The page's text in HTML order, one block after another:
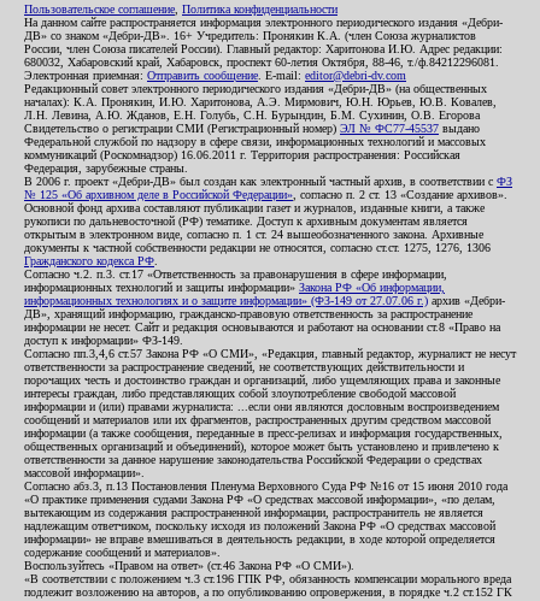
Пользовательское соглашение Политика конфиденциальности
На данном сайте распространяется информация электронного периодического издания «Дебри-
ДВ» со знаком «Дебри-ДВ». 16+ Учредитель: Пронякин К.А. (член Союза журналистов
России, член Союза писателей России). Главный редактор: Харитонова И.Ю. Адрес редакции:
680032, Хабаровский край, Хабаровск, проспект 60-летия Октября, 88-46, т./ф.84212296081.
Электронная приемная: Отправить сообщение . E-mail: editor@debri-dv.com
Редакционный совет электронного периодического издания «Дебри-ДВ» (на общественных
началах): К.А. Пронякин, И.Ю. Харитонова, А.Э. Мирмович, Ю.Н. Юрьев, Ю.В. Ковалев,
Л.Н. Левина, А.Ю. Жданов, Е.Н. Голубь, С.Н. Бурындин, Б.М. Сухинин, О.В. Егорова
Свидетельство о регистрации СМИ (Регистрационный номер) ЭЛ № ФС77-45537 выдано
Федеральной службой по надзору в сфере связи, информационных технологий и массовых
коммуникаций (Роскомнадзор) 16.06.2011 г. Территория распространения: Российская
Федерация, зарубежные страны.
В 2006 г. проект «Дебри-ДВ» был создан как электронный частный архив, в соответствии с ФЗ
№ 125 «Об архивном деле в Российской Федерации» , согласно п. 2 ст. 13 «Создание архивов».
Основной фонд архива составляют публикации газет и журналов, изданные книги, а также
рукописи по дальневосточной (РФ) тематике. Доступ к архивным документам является
открытым в электронном виде, согласно п. 1 ст. 24 вышеобозначенного закона. Архивные
документы к частной собственности редакции не относятся, согласно ст.ст. 1275, 1276, 1306
Гражданского кодекса РФ
Согласно ч.2. п.3. ст.17 «Ответственность за правонарушения в сфере информации,
информационных технологий и защиты информации» Закона РФ «Об информации,
информационных технологиях и о защите информации» (ФЗ-149 от 27.07.06 г.) архив «Дебри-
ДВ», хранящий информацию, гражданско-правовую ответственность за распространение
информации не несет. Сайт и редакция основываются и работают на основании ст.8 «Право на
доступ к информации» ФЗ-149.
Согласно пп.3,4,6 ст.57 Закона РФ «О СМИ», «Редакция, главный редактор, журналист не несут
ответственности за распространение сведений, не соответствующих действительности и
порочащих честь и достоинство граждан и организаций, либо ущемляющих права и законные
интересы граждан, либо представляющих собой злоупотребление свободой массовой
информации и (или) правами журналиста: ...если они являются дословным воспроизведением
сообщений и материалов или их фрагментов, распространенных другим средством массовой
информации (а также сообщения, переданные в пресс-релизах и информация государственных,
общественных организаций и объединений), которое может быть установлено и привлечено к
ответственности за данное нарушение законодательства Российской Федерации о средствах
массовой информации».
Согласно абз.3, п.13 Постановления Пленума Верховного Суда РФ №16 от 15 июня 2010 года
«О практике применения судами Закона РФ «О средствах массовой информации», «по делам,
вытекающим из содержания распространенной информации, распространитель не является
надлежащим ответчиком, поскольку исходя из положений Закона РФ «О средствах массовой
информации» не вправе вмешиваться в деятельность редакции, в ходе которой определяется
содержание сообщений и материалов».
Воспользуйтесь «Правом на ответ» (ст.46 Закона РФ «О СМИ»).
«В соответствии с положением ч.3 ст.196 ГПК РФ, обязанность компенсации морального вреда
подлежит возложению на авторов, а по опубликованию опровержения, в порядке ч.2 ст.152 ГК